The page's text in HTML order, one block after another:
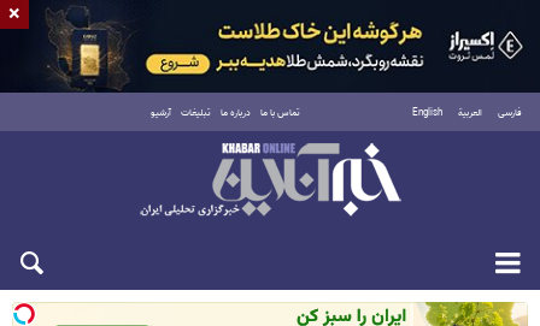
فارسی العربية English تماس با ما درباره ما تبلیغات آرشیو
شنبه ۱۷ مرداد ۱۴۰۵
×